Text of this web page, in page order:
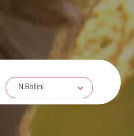
N.Bollini